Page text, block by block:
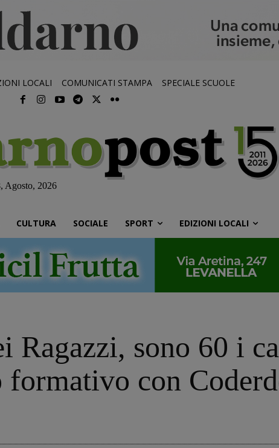
LOCALI COMUNICATI STAMPA SPECIALE SCUOLE
Agosto, 2026
CULTURA SOCIALE SPORT EDIZIONI LOCALI
Ragazzi, sono 60 i
formativo con